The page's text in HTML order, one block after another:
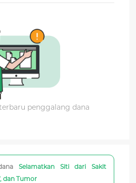
penggalang dana
Selamatkan Siti dari Sakit
dan Tumor